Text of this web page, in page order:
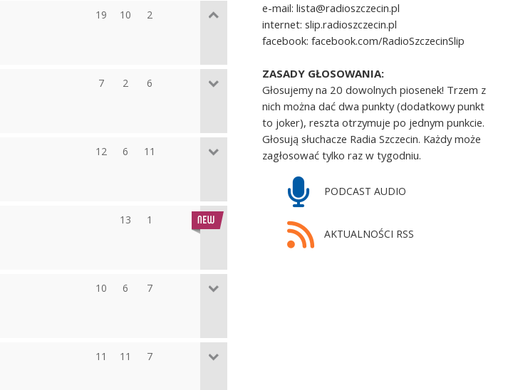
19 10 2
7 2 6
12 6 11
13 1
10 6 7
11 11 7
e-mail: lista@radioszczecin.pl
internet: slip.radioszczecin.pl
facebook: facebook.com/RadioSzczecinSlip
ZASADY GŁOSOWANIA:
Głosujemy na 20 dowolnych piosenek! Trzem z
nich można dać dwa punkty (dodatkowy punkt
to joker), reszta otrzymuje po jednym punkcie.
Głosują słuchacze Radia Szczecin. Każdy może
zagłosować tylko raz w tygodniu.
PODCAST AUDIO
AKTUALNOŚCI RSS